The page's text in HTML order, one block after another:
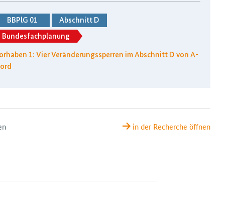
BBPlG 01
Abschnitt D
Bundesfachplanung
1: Vier Veränderungssperren im Abschnitt D von A-
in der Recherche öffnen